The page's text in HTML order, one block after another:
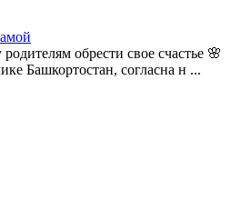
обрести свое счастье 🌸
Башкортостан, согласна н ...